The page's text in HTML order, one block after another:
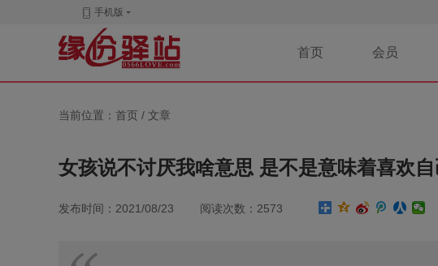
手机版
首页 会员
当前位置：首页 / 文章
女孩说不讨厌我啥意思 是不是意味着喜欢自
发布时间：2021/08/23 阅读次数：2573